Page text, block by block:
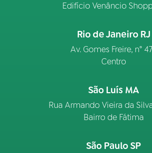
Edifício Venâncio
Rio de Janeiro RJ
Av. Gomes Freire, n°
Centro
São Luís MA
Rua Armando Vieira da
Bairro de Fátima
São Paulo SP